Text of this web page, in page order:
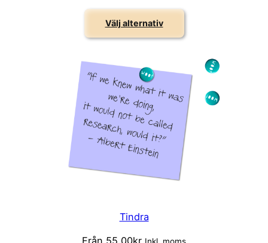
Välj alternativ
Tindra
Från 55,00kr